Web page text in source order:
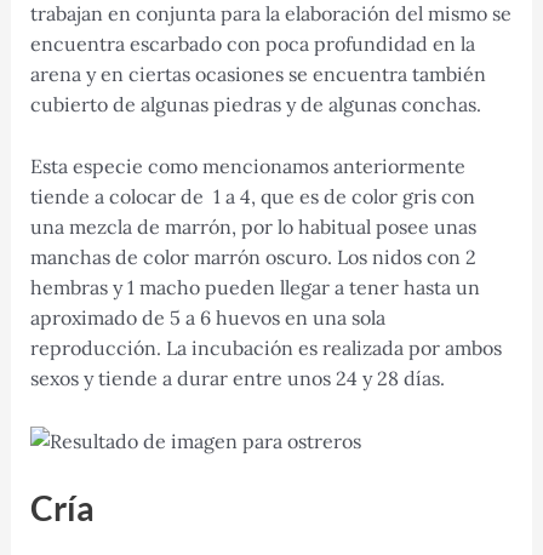
trabajan en conjunta para la elaboración del mismo se
encuentra escarbado con poca profundidad en la
arena y en ciertas ocasiones se encuentra también
cubierto de algunas piedras y de algunas conchas.
Esta especie como mencionamos anteriormente
tiende a colocar de 1 a 4, que es de color gris con
una mezcla de marrón, por lo habitual posee unas
manchas de color marrón oscuro. Los nidos con 2
hembras y 1 macho pueden llegar a tener hasta un
aproximado de 5 a 6 huevos en una sola
reproducción. La incubación es realizada por ambos
sexos y tiende a durar entre unos 24 y 28 días.
Cría